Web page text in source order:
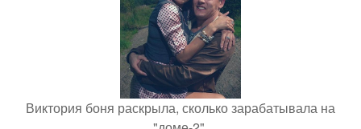
Виктория боня раскрыла, сколько зарабатывала на